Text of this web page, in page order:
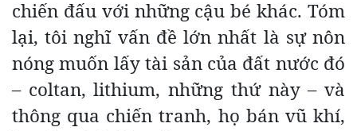
chiến đấu với những cậu bé khác. Tóm
lại, tôi nghĩ vấn đề lớn nhất là sự nôn
nóng muốn lấy tài sản của đất nước đó
– coltan, lithium, những thứ này – và
thông qua chiến tranh, họ bán vũ khí,